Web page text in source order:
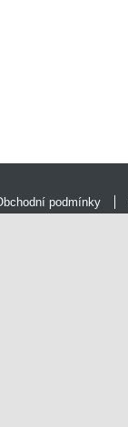
podmínky